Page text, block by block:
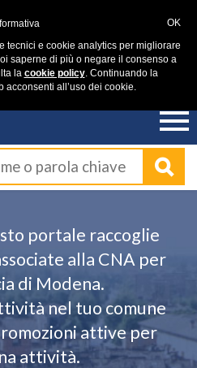
portale raccoglie
alla CNA per
di Modena.
nel tuo comune
attive per
attività.
OK
tecnici e cookie analytics per migliorare
saperne di più o negare il consenso a
la cookie policy. Continuando la
acconsenti all’uso dei cookie.